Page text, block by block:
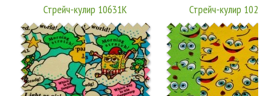
Стрейч-кулир 10631К Стрейч-кулир